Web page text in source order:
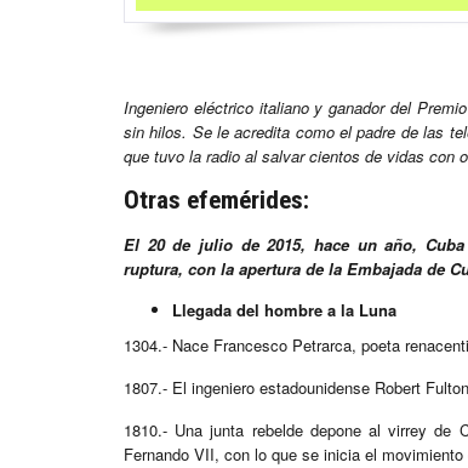
Ingeniero eléctrico italiano y ganador del
sin hilos. Se le acredita como el padre de las
que tuvo la radio al salvar cientos de vidas con
Otras efemérides:
El 20 de julio de 2015, hace un año,
ruptura, con la apertura de la Embajada de
Llegada del hombre a la Luna
1304.- Nace Francesco Petrarca, poeta
1807.- El ingeniero estadounidense Robert
1810.- Una junta rebelde depone al virrey
Fernando VII, con lo que se inicia el